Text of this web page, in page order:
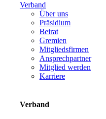
Verband
Über uns
Präsidium
Beirat
Gremien
Mitgliedsfirmen
Ansprechpartner
Mitglied werden
Karriere
Verband